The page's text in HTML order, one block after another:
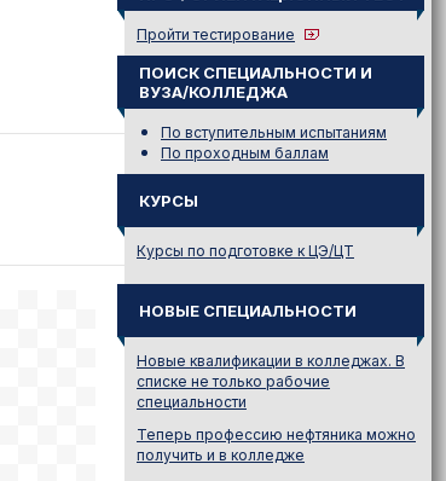
Пройти тестирование
ПОИСК СПЕЦИАЛЬНОСТИ И
ВУЗА/КОЛЛЕДЖА
По вступительным испытаниям
По проходным баллам
КУРСЫ
Курсы по подготовке к ЦЭ/ЦТ
НОВЫЕ СПЕЦИАЛЬНОСТИ
Новые квалификации в колледжах. В
списке не только рабочие
специальности
Теперь профессию нефтяника можно
получить и в колледже